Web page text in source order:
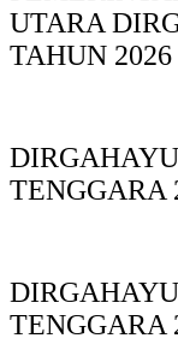
UTARA
TAHUN 2026
TENGGARA
TENGGARA